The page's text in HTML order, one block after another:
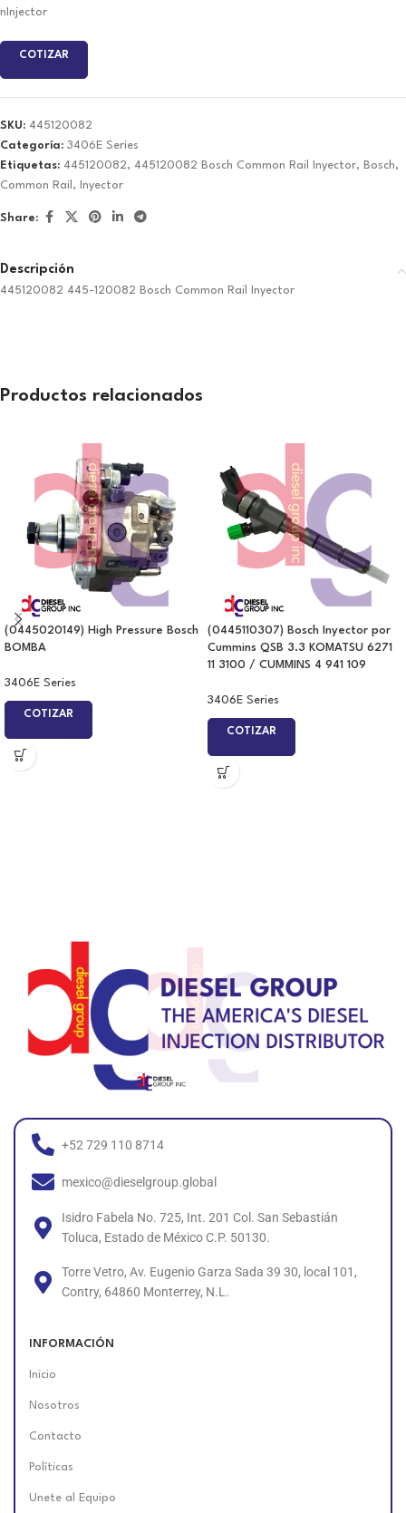
nInjector
COTIZAR
SKU: 445120082
Categoría: 3406E Series
Etiquetas: 445120082, 445120082 Bosch Common Rail Inyector, Bosch,
Common Rail , Inyector
Share:
Descripción
445120082 445-120082 Bosch Common Rail Inyector
Productos relacionados
(0445020149) High Pressure Bosch
BOMBA
3406E Series
COTIZAR
(0445110307) Bosch Inyector por
Cummins QSB 3.3 KOMATSU 6271
11 3100 / CUMMINS 4 941 109
3406E Series
COTIZAR
+52 729 110 8714
mexico@dieselgroup.global
Isidro Fabela No. 725, Int. 201 Col. San Sebastián
Toluca, Estado de México C.P. 50130.
Torre Vetro, Av. Eugenio Garza Sada 39 30, local 101,
Contry, 64860 Monterrey, N.L.
INFORMACIÓN
Inicio
Nosotros
Contacto
Políticas
Unete al Equipo